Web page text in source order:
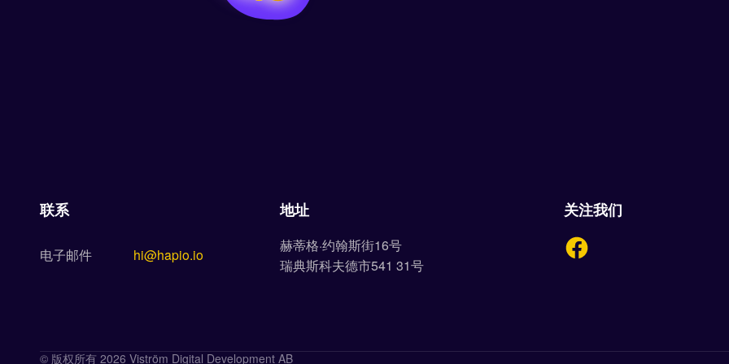
联系
电子邮件 hi@hapio.io
地址
赫蒂格·约翰斯街16号
瑞典斯科夫德市541 31号
关注我们
© 版权所有 2026 Viström Digital Development AB